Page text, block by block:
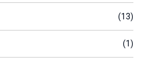
(13)
(1)